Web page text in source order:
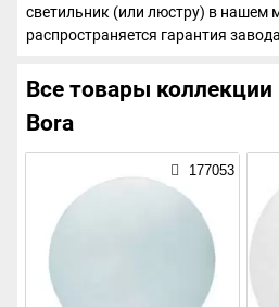
светильник (или люстру) в нашем
распространяется гарантия
Все товары коллекции
Bora
177053